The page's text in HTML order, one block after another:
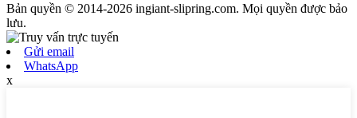
Bản quyền © 2014-2026 ingiant-slipring.com. Mọi quyền được bảo
lưu.
Gửi email
WhatsApp
x